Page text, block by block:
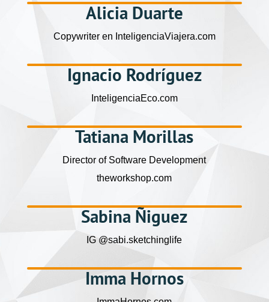
Alicia Duarte
Copywriter en InteligenciaViajera.com
Ignacio Rodríguez
InteligenciaEco.com
Tatiana Morillas
Director of Software Development
theworkshop.com
Sabina Ñiguez
IG @sabi.sketchinglife
Imma Hornos